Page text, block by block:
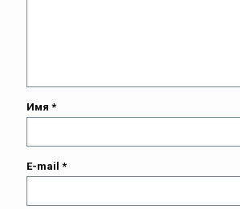
Имя *
E-mail *